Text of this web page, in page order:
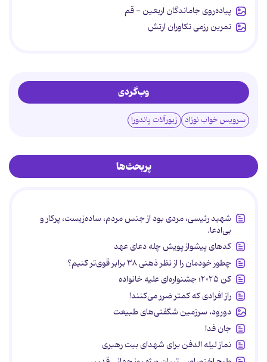
پیاده‌روی جاماندگان اربعین - قم
تمرین رزمی تکاوران ارتش
وب‌گردی
سرویس خواب نوزاد زیورآلات پاندورا
پربحث‌ها
شهید رئیسی، مردی بود از جنس مردم، ساده‌زیست، پرکار و
بی‌ادعا.
کدهای پیشواز پویش چله دعای عهد
چطور خودمان را از نظر ذهنی ۳۸ برابر قوی‌تر کنیم؟
کن ۲۰۲۵؛ جشنواره‌ای علیه خانواده
راز افرادی که کمتر ضرر می‌کنند!
دورود، سرزمین شگفتی‌های طبیعت
جان فدا
نماز لیله الدفن برای شهدای بیت رهبری